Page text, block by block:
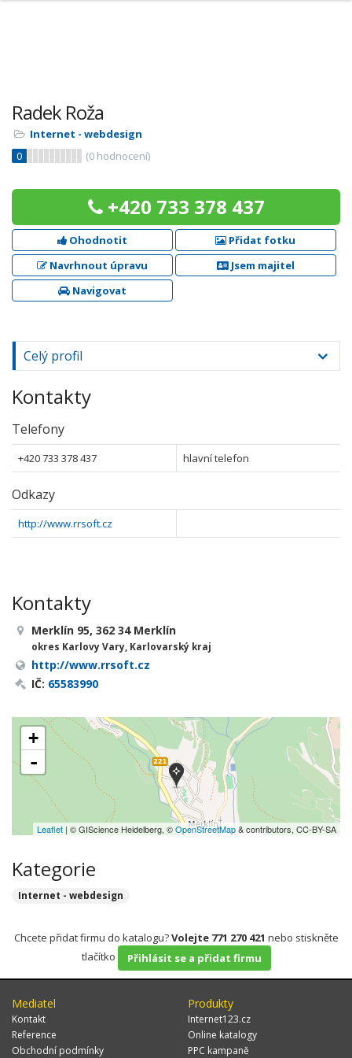
Radek Roža
Internet - webdesign
0
(0 hodnocení)
+420 733 378 437
Ohodnotit
Přidat fotku
Navrhnout úpravu
Jsem majitel
Navigovat
Celý profil
Kontakty
Telefony
+420 733 378 437 hlavní telefon
Odkazy
http://www.rrsoft.cz
Kontakty
Merklín 95, 362 34 Merklín
okres Karlovy Vary, Karlovarský kraj
http://www.rrsoft.cz
IČ: 65583990
+
-
Leaflet | © GIScience Heidelberg, ©OpenStreetMap& contributors, CC-BY-SA
Kategorie
Internet - webdesign
Chcete přidat firmu do katalogu?Volejte 771 270 421 nebo stiskněte
tlačítko
Přihlásit se a přidat firmu
Mediatel
Kontakt
Reference
Obchodní podmínky
Produkty
Internet123.cz
Online katalogy
PPC kampaně